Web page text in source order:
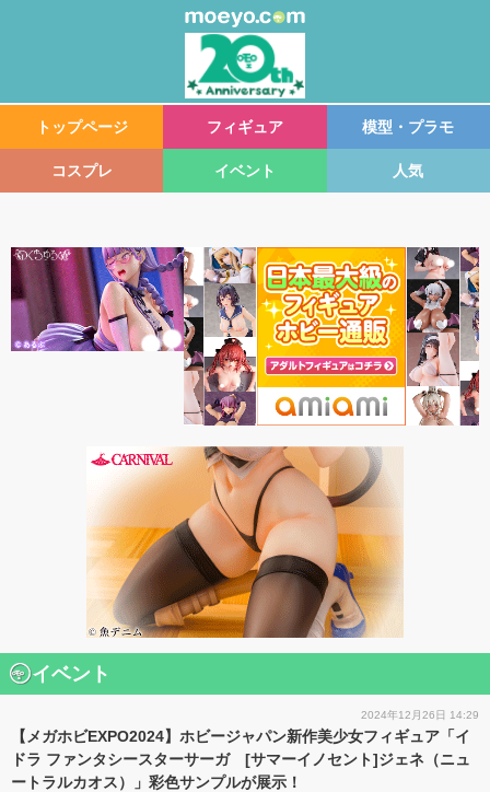
トップページ フィギュア 模型・プラモ
コスプレ イベント 人気
イベント
2024年12月26日 14:29
【メガホビEXPO2024】ホビージャパン新作美少女フィギュア「イ
ドラ ファンタシースターサーガ [サマーイノセント]ジェネ（ニュ
ートラルカオス）」彩色サンプルが展示！